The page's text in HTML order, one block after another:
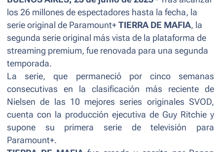
los 26 millones de espectadores hasta la fecha, la
serie original de Paramount+ TIERRA DE MAFIA, la
segunda serie original más vista de la plataforma de
streaming premium, fue renovada para una segunda
temporada.
La serie, que permaneció por cinco semanas
consecutivas en la clasificación más reciente de
Nielsen de las 10 mejores series originales SVOD,
cuenta con la producción ejecutiva de Guy Ritchie y
supone su primera serie de televisión para
Paramount+.